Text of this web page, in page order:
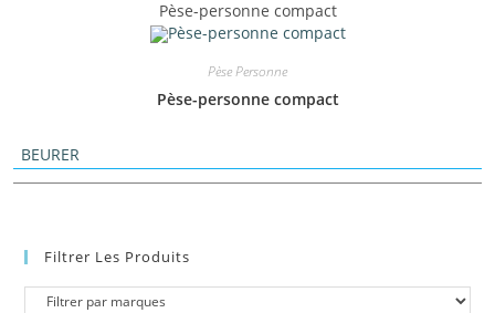
Pèse-personne compact
Pèse Personne
Pèse-personne compact
BEURER
Filtrer Les Produits